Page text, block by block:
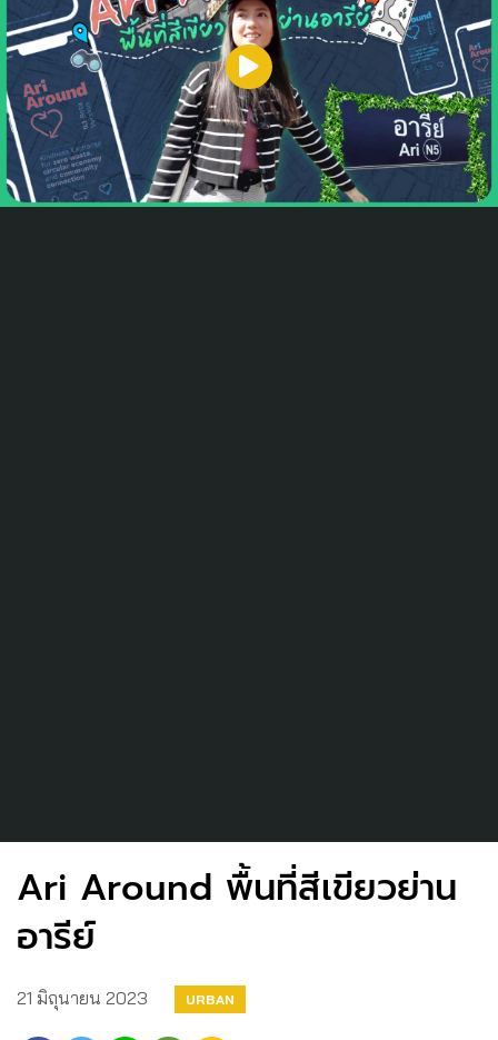
Ari Around พื้นที่สีเขียวย่าน
อารีย์
21 มิถุนายน 2023 URBAN